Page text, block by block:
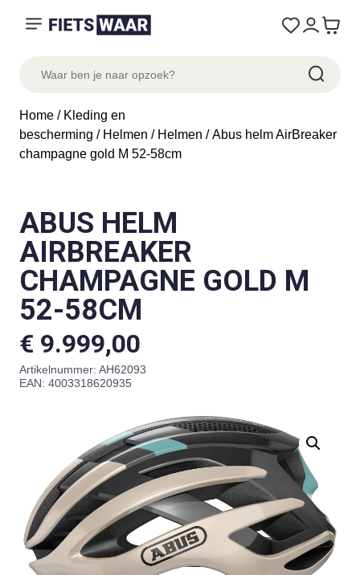
Home / Kleding en
bescherming / Helmen / Helmen / Abus helm AirBreaker
champagne gold M 52-58cm
ABUS HELM
AIRBREAKER
CHAMPAGNE GOLD M
52-58CM
€ 9.999,00
Artikelnummer: AH62093
EAN: 4003318620935